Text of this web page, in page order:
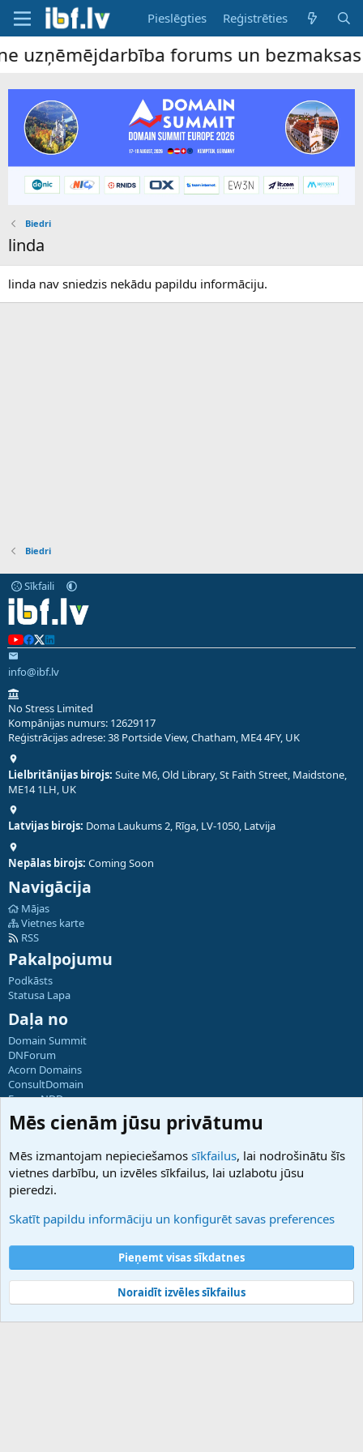
Pieslēgties Reģistrēties
uzņēmējdarbība forums un
Biedri
linda
linda nav sniedzis nekādu papildu informāciju.
Biedri
Sīkfaili
info@ibf.lv
No Stress Limited
Kompānijas numurs: 12629117
Reģistrācijas adrese: 38 Portside View, Chatham, ME4 4FY, UK
Lielbritānijas birojs: Suite M6, Old Library, St Faith Street, Maidstone,
ME14 1LH, UK
Latvijas birojs: Doma Laukums 2, Rīga, LV-1050, Latvija
Nepālas birojs: Coming Soon
Navigācija
Mājas
Vietnes karte
RSS
Pakalpojumu
Podkāsts
Statusa Lapa
Daļa no
Domain Summit
DNForum
Acorn Domains
ConsultDomain
ForumNDD
Domainforum.ro
27.be
Hostmaria
Atbalsts
Palīdzība
Noteikumi un nosacījumi
Privātuma politika
Community platform by XenForo® © 2010-2025 XenForo Ltd.
Mēs cienām jūsu privātumu
Mēs izmantojam nepieciešamos sīkfailus, lai nodrošinātu šīs
vietnes darbību, un izvēles sīkfailus, lai uzlabotu jūsu
pieredzi.
Skatīt papildu informāciju un konfigurēt savas preferences
Pieņemt visas sīkdatnes
Noraidīt izvēles sīkfailus